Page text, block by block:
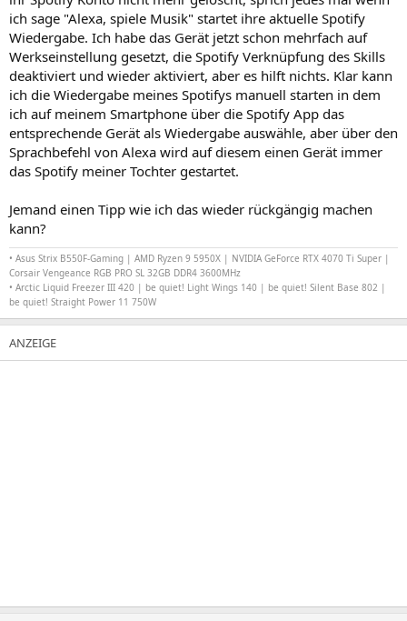
ich sage "Alexa, spiele Musik" startet ihre aktuelle Spotify
Wiedergabe. Ich habe das Gerät jetzt schon mehrfach auf
Werkseinstellung gesetzt, die Spotify Verknüpfung des Skills
deaktiviert und wieder aktiviert, aber es hilft nichts. Klar kann
ich die Wiedergabe meines Spotifys manuell starten in dem
ich auf meinem Smartphone über die Spotify App das
entsprechende Gerät als Wiedergabe auswähle, aber über den
Sprachbefehl von Alexa wird auf diesem einen Gerät immer
das Spotify meiner Tochter gestartet.
Jemand einen Tipp wie ich das wieder rückgängig machen
kann?
• Asus Strix B550F-Gaming | AMD Ryzen 9 5950X | NVIDIA GeForce RTX 4070 Ti Super |
Corsair Vengeance RGB PRO SL 32GB DDR4 3600MHz
• Arctic Liquid Freezer III 420 | be quiet! Light Wings 140 | be quiet! Silent Base 802 |
be quiet! Straight Power 11 750W